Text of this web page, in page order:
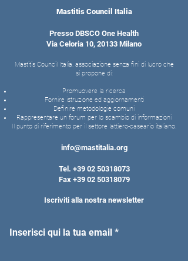
Mastitis Council Italia
Presso DBSCO One Health
Via Celoria 10, 20133 Milano
Mastitis Council Italia, associazione senza fini di lucro che
si propone di:
Promuovere la ricerca
Fornire istruzione ed aggiornamenti
Definire metodologie comuni
Rappresentare un forum per lo scambio di informazioni
Il punto di riferimento per il settore lattiero-caseario italiano.
info@mastitalia.org
Tel. +39 02 50318073
Fax +39 02 50318079
Iscriviti alla nostra newsletter
Inserisci qui la tua email